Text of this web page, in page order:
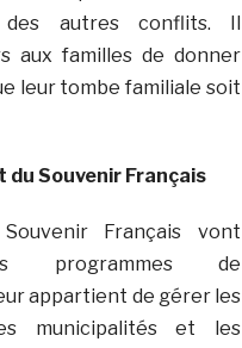
autres conflits. Il
aux familles de donner
leur tombe familiale soit
du Souvenir Français
Français vont
programmes de
appartient de gérer les
municipalités et les